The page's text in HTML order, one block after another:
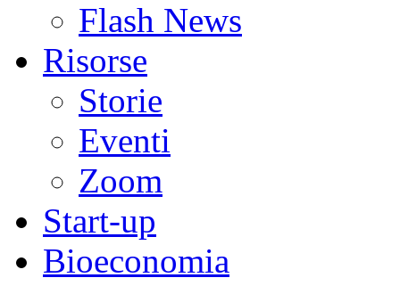
Flash News
Risorse
Storie
Eventi
Zoom
Start-up
Bioeconomia